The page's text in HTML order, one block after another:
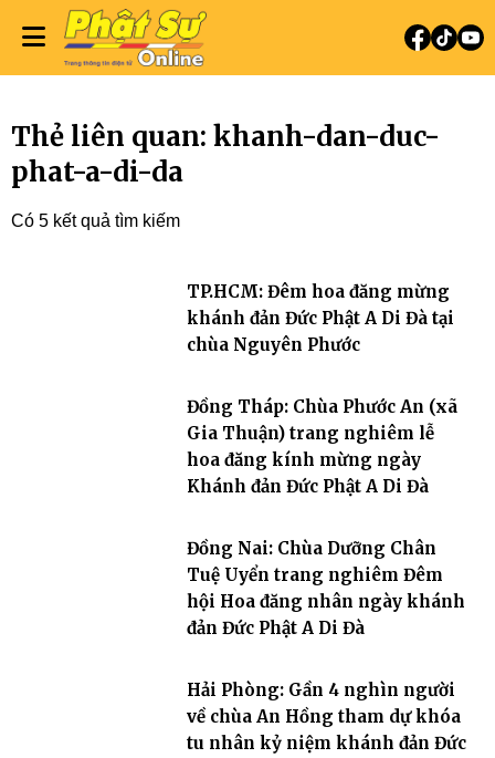
Thẻ liên quan: khanh-dan-duc-
phat-a-di-da
Có 5 kết quả tìm kiếm
TP.HCM: Đêm hoa đăng mừng
khánh đản Đức Phật A Di Đà tại
chùa Nguyên Phước
Đồng Tháp: Chùa Phước An (xã
Gia Thuận) trang nghiêm lễ
hoa đăng kính mừng ngày
Khánh đản Đức Phật A Di Đà
Đồng Nai: Chùa Dưỡng Chân
Tuệ Uyển trang nghiêm Đêm
hội Hoa đăng nhân ngày khánh
đản Đức Phật A Di Đà
Hải Phòng: Gần 4 nghìn người
về chùa An Hồng tham dự khóa
tu nhân kỷ niệm khánh đản Đức